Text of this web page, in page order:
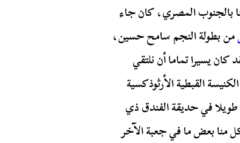
بالجنوب المصري، كان جاء
من بطولة النجم سامح حسين،
يسيرا تماما أن نلتقي
القبطية الأرثوذكسية
في حديقة الفندق ذي
منا بعض ما في جعبة الآخر